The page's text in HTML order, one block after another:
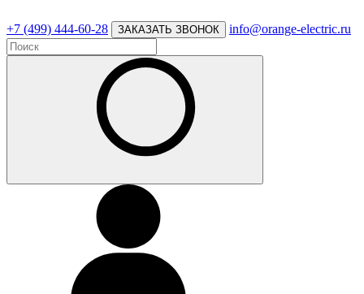
+7 (499) 444-60-28 ЗАКАЗАТЬ ЗВОНОК info@orange-electric.ru